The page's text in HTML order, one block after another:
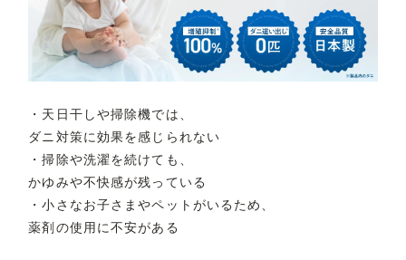
・天日干しや掃除機では、
ダニ対策に効果を感じられない
・掃除や洗濯を続けても、
かゆみや不快感が残っている
・小さなお子さまやペットがいるため、
薬剤の使用に不安がある